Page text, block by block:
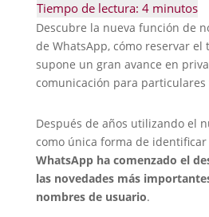
Descubre la nueva función de
de WhatsApp, cómo reservar el
supone un gran avance en
comunicación para particulares
Después de años utilizando el
como única forma de
WhatsApp ha comenzado el
las novedades más
nombres de usuario.